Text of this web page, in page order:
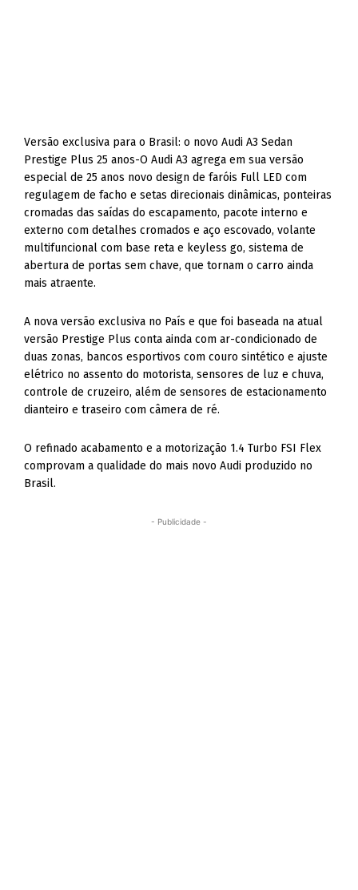
Versão exclusiva para o Brasil: o novo Audi A3 Sedan
Prestige Plus 25 anos-O Audi A3 agrega em sua versão
especial de 25 anos novo design de faróis Full LED com
regulagem de facho e setas direcionais dinâmicas, ponteiras
cromadas das saídas do escapamento, pacote interno e
externo com detalhes cromados e aço escovado, volante
multifuncional com base reta e keyless go, sistema de
abertura de portas sem chave, que tornam o carro ainda
mais atraente.
A nova versão exclusiva no País e que foi baseada na atual
versão Prestige Plus conta ainda com ar-condicionado de
duas zonas, bancos esportivos com couro sintético e ajuste
elétrico no assento do motorista, sensores de luz e chuva,
controle de cruzeiro, além de sensores de estacionamento
dianteiro e traseiro com câmera de ré.
O refinado acabamento e a motorização 1.4 Turbo FSI Flex
comprovam a qualidade do mais novo Audi produzido no
Brasil.
- Publicidade -